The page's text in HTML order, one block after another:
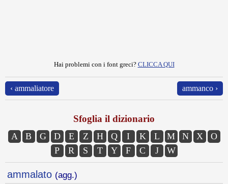
Hai problemi con i font greci? CLICCA QUI
‹ ammaliatore ammanco ›
Sfoglia il dizionario
A B G D E Z H Q I K L M N X
O
P
R S T Y F C J W
ammalato (agg.)